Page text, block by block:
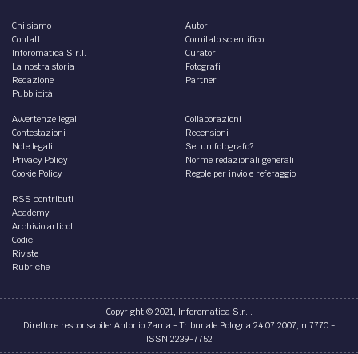
Chi siamo
Contatti
Inforomatica S.r.l.
La nostra storia
Redazione
Pubblicità
Autori
Comitato scientifico
Curatori
Fotografi
Partner
Avvertenze legali
Contestazioni
Note legali
Privacy Policy
Cookie Policy
Collaborazioni
Recensioni
Sei un fotografo?
Norme redazionali generali
Regole per invio e referaggio
RSS contributi
Academy
Archivio articoli
Codici
Riviste
Rubriche
Copyright © 2021, Inforomatica S.r.l.
Direttore responsabile: Antonio Zama - Tribunale Bologna 24.07.2007, n.7770 -
ISSN 2239-7752